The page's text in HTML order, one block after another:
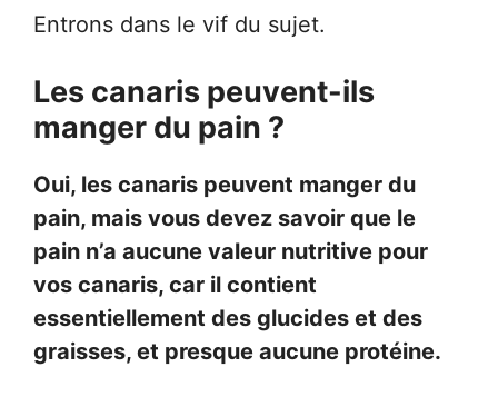
Entrons dans le vif du sujet.
Les canaris peuvent-ils
manger du pain ?
Oui, les canaris peuvent manger du
pain, mais vous devez savoir que le
pain n’a aucune valeur nutritive pour
vos canaris, car il contient
essentiellement des glucides et des
graisses, et presque aucune protéine.